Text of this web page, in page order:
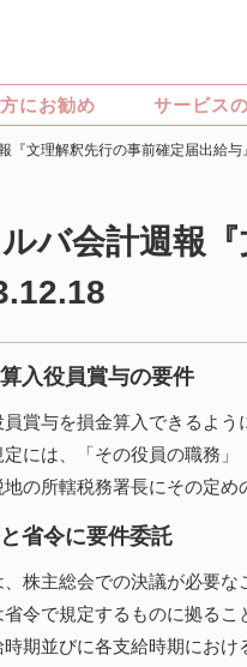
にお勧め サービス
『文理解釈先行の事前確定届出給
バ会計週報
入役員賞与の要件
員賞与を損金算入できるよ
には、「その役員の職務
地の所轄税務署長にその定め
省令に要件委託
株主総会での決議が必要
省令で規定するものに拠る
期並びに各支給時期にお